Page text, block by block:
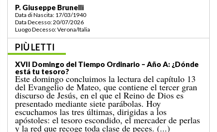
P. Bruno Bordonali
Data di Nascita: 01/07/1942
Data Decesso: 13/07/2026
Luogo Decesso: Verona /Italia
PIÙ LETTI
XIX Domingo del Tiempo Ordinario (ciclo A):
«¡Mándame ir hacia ti!»
El Evangelio del domingo pasado nos narraba el
milagro de la multiplicación de los panes para una
gran multitud, en un lugar desierto, que concluyó
con la recogida de doce canastos llenos de sobras. A
aquel acontecimiento le sigue el conocido episodio
de hoy, en el que Jesús camina sobre el mar. [...]